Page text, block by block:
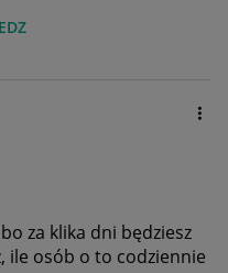
za klika dni będziesz
ile osób o to codziennie